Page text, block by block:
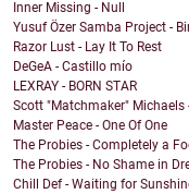
Inner Missing - Null
Yusuf Özer Samba Project -
Razor Lust - Lay It To Rest
DeGeA - Castillo mío
LEXRAY - BORN STAR
Scott "Matchmaker" Michaels -
Master Peace - One Of One
The Probies - Completely a
The Probies - No Shame in
Chill Def - Waiting for